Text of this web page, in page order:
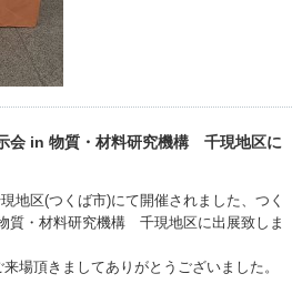
会 in 物質・材料研究機構 千現地区に
地区(つくば市)にて開催されました、つく
質・材料研究機構 千現地区に出展致しま
場頂きましてありがとうございました。